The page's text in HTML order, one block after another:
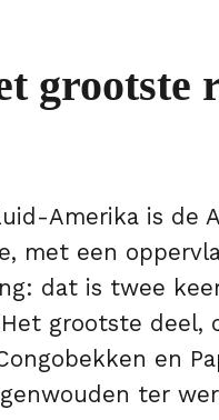
grootste
Amerika is de
met een
dat is twee
grootste deel,
en
ter